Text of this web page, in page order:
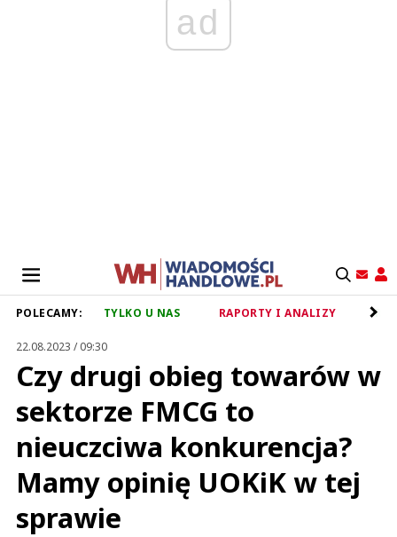
ad
POLECAMY: TYLKO U NAS RAPORTY I ANALIZY
22.08.2023 / 09:30
Czy drugi obieg towarów w
sektorze FMCG to
nieuczciwa konkurencja?
Mamy opinię UOKiK w tej
sprawie